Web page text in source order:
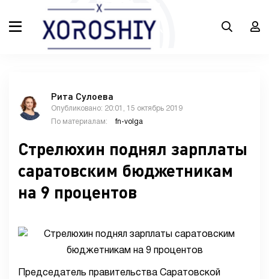
Рита Сулоева
Опубликовано: 20:01, 15 октябрь 2019
По материалам:
fn-volga
Стрелюхин поднял зарплаты
саратовским бюджетникам
на 9 процентов
Председатель правительства Саратовской